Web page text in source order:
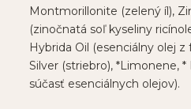
Montmorillonite (zelený íl),
(zinočnatá soľ kyseliny
Hybrida Oil (esenciálny olej z
Silver (striebro), *Limonene,
súčasť esenciálnych olejov).